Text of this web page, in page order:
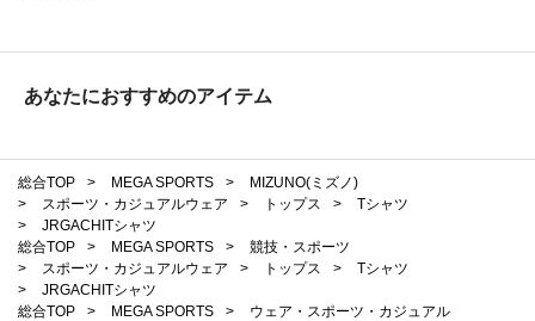
あなたにおすすめのアイテム
総合TOP > MEGA SPORTS >
MIZUNO(ミズノ)
>
スポーツ・カジュアルウェア > トップス >
Tシャツ
>
JRGACHITシャツ
総合TOP
> MEGA SPORTS >
競技・スポーツ
>
スポーツ・カジュアルウェア > トップス >
Tシャツ
>
JRGACHITシャツ
総合TOP
> MEGA SPORTS >
ウェア・スポーツ・カジュアル